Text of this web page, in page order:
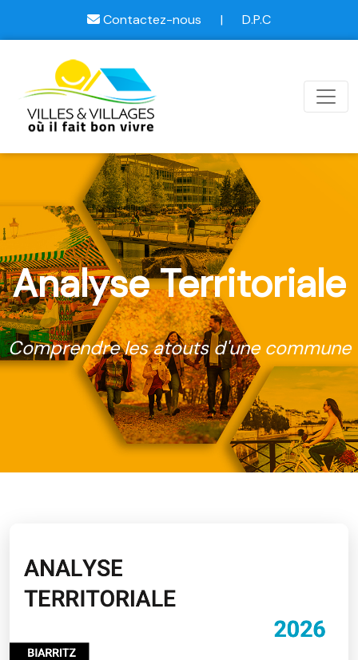
Contactez-nous | D.P.C
Analyse Territoriale
Comprendre les atouts d'une commune